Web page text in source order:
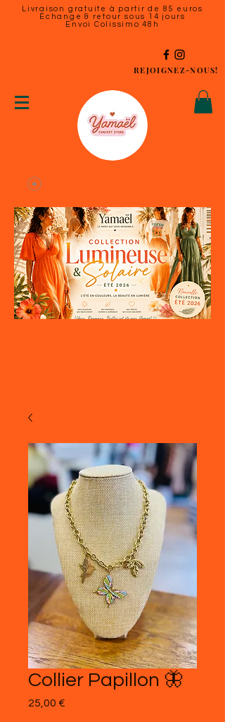
Livraison gratuite à partir de 85 euros
Échange & retour sous 14 jours
Envoi Colissimo 48h
REJOIGNEZ-NOUS!
Collier Papillon 🦋
25,00 €